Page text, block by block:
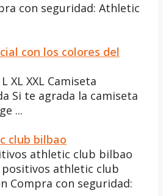
con seguridad: Athletic
con los colores del
XL XXL Camiseta
Si te agrada la camiseta
...
club bilbao
athletic club bilbao
positivos athletic club
Compra con seguridad: